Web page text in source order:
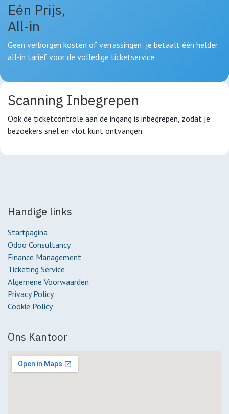
Eén Prijs,
All-in
Geen verborgen kosten of verrassingen: je betaalt één helder
all-in tarief voor de volledige ticketservice.
Scanning Inbegrepen
Ook de ticketcontrole aan de ingang is inbegrepen, zodat je
bezoekers snel en vlot kunt ontvangen.
Handige links
Startpagina
Odoo Consultancy
Finance Management
Ticketing Service
Algemene Voorwaarden
Privacy Policy
Cookie Policy
Ons Kantoor